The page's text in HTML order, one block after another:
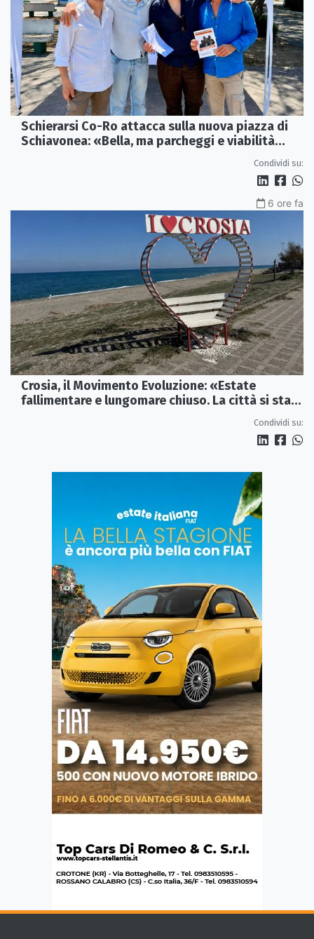
Schierarsi Co-Ro attacca sulla nuova piazza di
Schiavonea: «Bella, ma parcheggi e viabilità
Condividi su:
6 ore fa
Crosia, il Movimento Evoluzione: «Estate
fallimentare e lungomare chiuso. La città si sta
Condividi su: